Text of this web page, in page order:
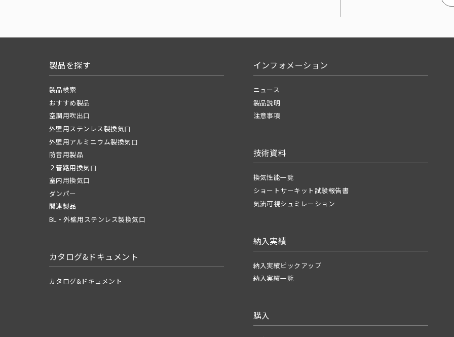
製品を探す
製品検索
おすすめ製品
空調用吹出口
外壁用ステンレス製換気口
外壁用アルミニウム製換気口
防音用製品
２管路用換気口
室内用換気口
ダンパー
関連製品
BL・外壁用ステンレス製換気口
カタログ&ドキュメント
カタログ&ドキュメント
インフォメーション
ニュース
製品説明
注意事項
技術資料
換気性能一覧
ショートサーキット試験報告書
気流可視シュミレーション
納入実績
納入実績ピックアップ
納入実績一覧
購入